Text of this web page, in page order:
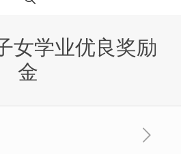
女学业优良奖励
金